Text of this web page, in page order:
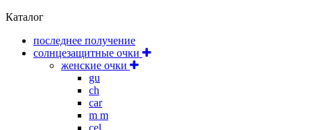
Каталог
последнее получение
солнцезащитные очки
женские очки
gu
ch
car
m m
cel